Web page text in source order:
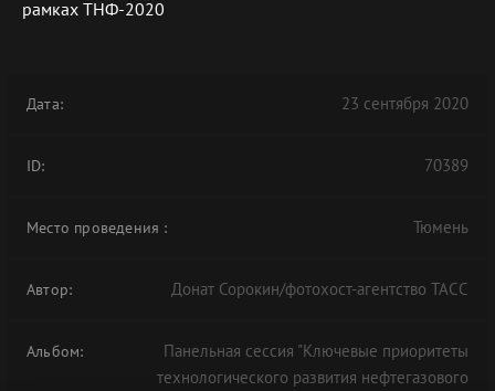
рамках ТНФ-2020
Дата: 23 сентября 2020
ID: 70389
Место проведения : Тюмень
Автор: Донат Сорокин/фотохост-агентство ТАСС
Альбом:
Панельная сессия "Ключевые приоритеты
технологического развития нефтегазового